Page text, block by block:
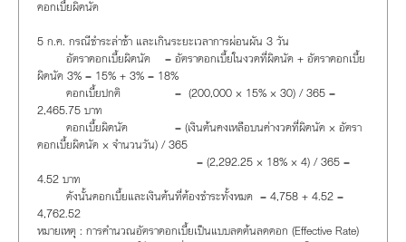
ดอกเบี้ยผิดนัด
5 ก.ค. กรณีชำระล่าช้า และเกินระยะเวลาการผ่อนผัน 3 วัน
อัตราดอกเบี้ยผิดนัด = อัตราดอกเบี้ยในงวดที่ผิดนัด + อัตราดอกเบี้ย
ผิดนัด 3% = 15% + 3% = 18%
ดอกเบี้ยปกติ = (200,000 × 15% × 30) / 365 =
2,465.75 บาท
ดอกเบี้ยผิดนัด = (เงินต้นคงเหลือบนค่างวดที่ผิดนัด × อัตรา
ดอกเบี้ยผิดนัด × จำนวนวัน) / 365
= (2,292.25 × 18% × 4) / 365 =
4.52 บาท
ดังนั้นดอกเบี้ยและเงินต้นที่ต้องชำระทั้งหมด = 4,758 + 4.52 =
4,762.52
หมายเหตุ : การคำนวณอัตราดอกเบี้ยเป็นแบบลดต้นลดดอก (Effective Rate)